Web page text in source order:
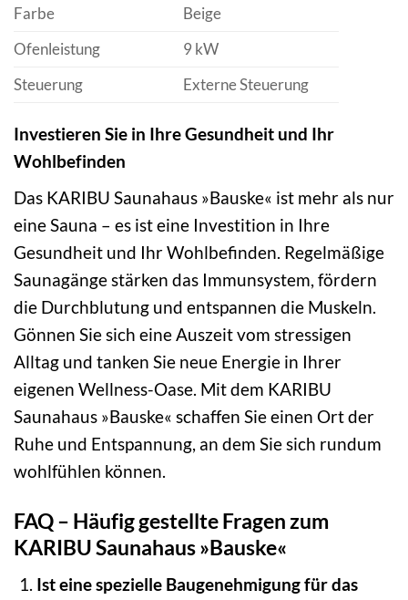
Farbe
Beige
Ofenleistung
9 kW
Steuerung
Externe Steuerung
Investieren Sie in Ihre Gesundheit und Ihr
Wohlbefinden
Das KARIBU Saunahaus »Bauske« ist mehr als nur
eine Sauna – es ist eine Investition in Ihre
Gesundheit und Ihr Wohlbefinden. Regelmäßige
Saunagänge stärken das Immunsystem, fördern
die Durchblutung und entspannen die Muskeln.
Gönnen Sie sich eine Auszeit vom stressigen
Alltag und tanken Sie neue Energie in Ihrer
eigenen Wellness-Oase. Mit dem KARIBU
Saunahaus »Bauske« schaffen Sie einen Ort der
Ruhe und Entspannung, an dem Sie sich rundum
wohlfühlen können.
FAQ – Häufig gestellte Fragen zum
KARIBU Saunahaus »Bauske«
Ist eine spezielle Baugenehmigung für das